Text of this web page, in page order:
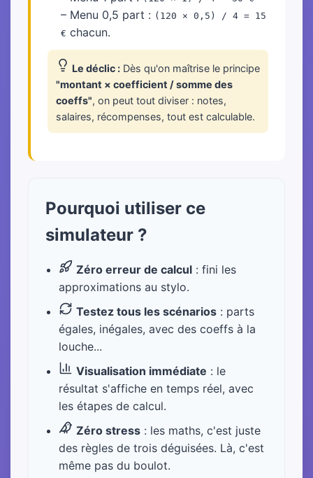
– Menu 0,5 part : (120 × 0,5) / 4 = 15
€ chacun.
Le déclic : Dès qu'on maîtrise le principe
"montant × coefficient / somme des
coeffs", on peut tout diviser : notes,
salaires, récompenses, tout est calculable.
Pourquoi utiliser ce
simulateur ?
Zéro erreur de calcul : fini les
approximations au stylo.
Testez tous les scénarios : parts
égales, inégales, avec des coeffs à la
louche...
Visualisation immédiate : le
résultat s'affiche en temps réel, avec
les étapes de calcul.
Zéro stress : les maths, c'est juste
des règles de trois déguisées. Là, c'est
même pas du boulot.